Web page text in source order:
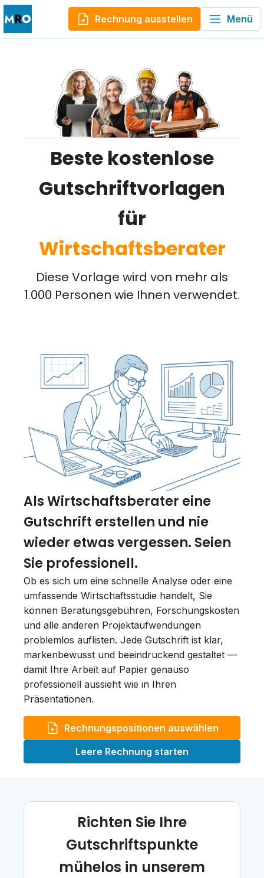
Rechnung ausstellen Menü
Beste kostenlose
Gutschriftvorlagen
für
Wirtschaftsberater
Diese Vorlage wird von mehr als
1.000 Personen wie Ihnen verwendet.
Als Wirtschaftsberater eine
Gutschrift erstellen und nie
wieder etwas vergessen. Seien
Sie professionell.
Ob es sich um eine schnelle Analyse oder eine
umfassende Wirtschaftsstudie handelt, Sie
können Beratungsgebühren, Forschungskosten
und alle anderen Projektaufwendungen
problemlos auflisten. Jede Gutschrift ist klar,
markenbewusst und beeindruckend gestaltet —
damit Ihre Arbeit auf Papier genauso
professionell aussieht wie in Ihren
Präsentationen.
Rechnungspositionen auswählen
Leere Rechnung starten
Richten Sie Ihre
Gutschriftspunkte
mühelos in unserem